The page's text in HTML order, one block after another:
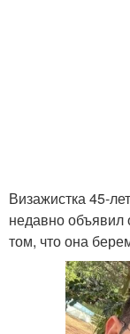
Визажистка 45-
недавно объявил
том, что она